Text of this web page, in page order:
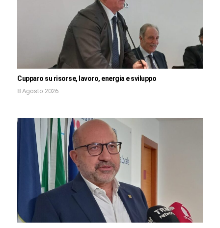
Cupparo su risorse, lavoro, energia e sviluppo
8 Agosto 2026